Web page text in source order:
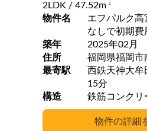
2LDK / 47.52m 2
物件名
エフパルク
なしで初期費
築年
2025年02月
住所
福岡県福岡市
最寄駅
西鉄天神大牟田線
15分
構造
鉄筋コンクリ